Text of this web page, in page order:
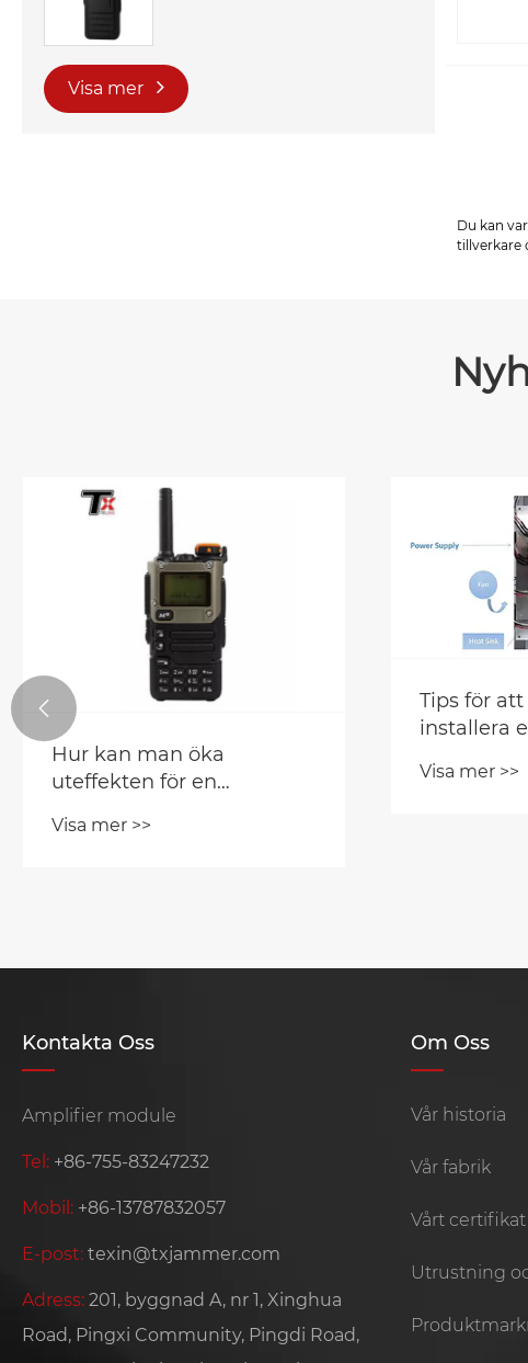
Visa mer
Du kan
tillverkare
Hur kan man öka
uteffekten för en
Visa mer >>
Tips för
installera
Visa mer >>

Kontakta Oss
Amplifier module
Tel: +86-755-83247232
Mobil: +86-13787832057
E-post: texin@txjammer.com
Adress: 201, byggnad A, nr 1, Xinghua
Road, Pingxi Community, Pingdi Road,
Om Oss
Vår historia
Vår fabrik
Vårt certifikat
Utrustning